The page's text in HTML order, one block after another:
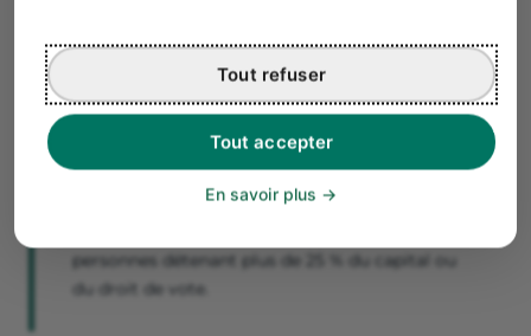
Tout accepter
Tout refuser
En savoir plus
réussite de votre activité ?
Bon à savoir
registre unique du personnel
document administratif (obligatoire) où
figurent tous vos salariés. Leregistre des
personnes détenant plus de 25 % du capital ou
du droit de vote.